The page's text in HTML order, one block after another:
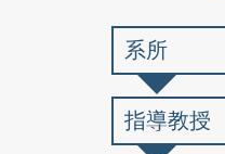
系所
指導教授